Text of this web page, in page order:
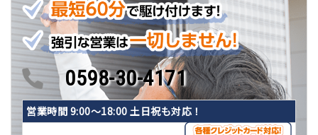
0598-30-4171
営業時間 9:00〜18:00 土日祝も対応！